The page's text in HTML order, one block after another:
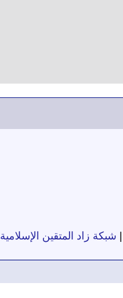
شبكة زاد المتقين الإسلامية